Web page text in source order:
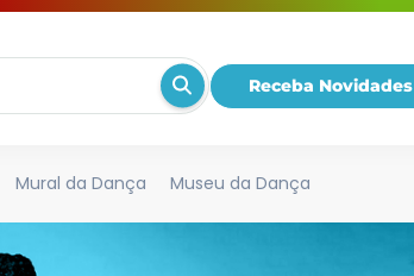
Receba Novidades
Mural da Dança Museu da Dança